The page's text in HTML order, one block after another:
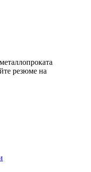
резюме на